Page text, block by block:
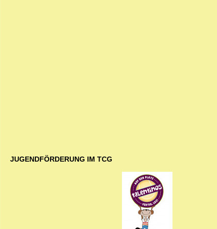
JUGENDFÖRDERUNG IM TCG